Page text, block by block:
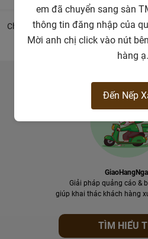
Chi tiết
Giải pháp quảng cáo &
giúp khai thác khách hàng
TÌM HIỂU
em đã chuyển sang sàn
thông tin đăng nhập của
Mời anh chị click vào nút
hàng ạ.
Đến Nếp